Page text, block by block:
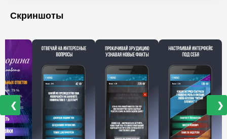
Скриншоты
❮ ❯